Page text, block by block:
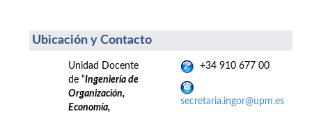
Ubicación y Contacto
Unidad Docente
de “Ingeniería de
Organización,
Economía,
+34 910 677 00
secretaria.ingor@upm.es